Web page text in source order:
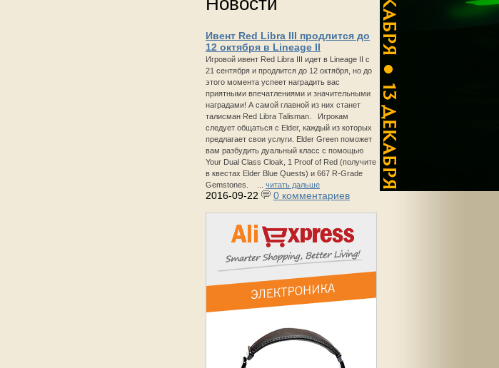
Ивент Red Libra III продлится до
12 октября в Lineage II
Игровой ивент Red Libra III идет в Lineage II с
21 сентября и продлится до 12 октября, но до
этого момента успеет наградить вас
приятными впечатлениями и значительными
наградами! А самой главной из них станет
талисман Red Libra Talisman. Игрокам
следует общаться с Elder, каждый из которых
предлагает свои услуги. Elder Green поможет
вам разбудить дуальный класс с помощью
Your Dual Class Cloak, 1 Proof of Red (получите
в квестах Elder Blue Quests) и 667 R-Grade
Gemstones. ... читать дальше
2016-09-22 0 комментариев